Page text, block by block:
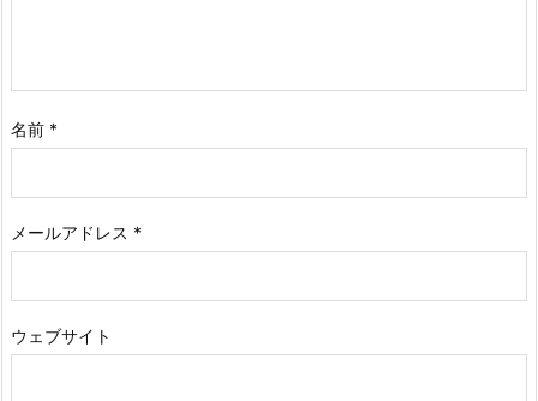
名前 *
メールアドレス *
ウェブサイト